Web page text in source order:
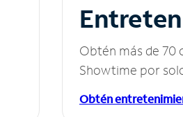
Obtén más de 70
Showtime por
Obtén